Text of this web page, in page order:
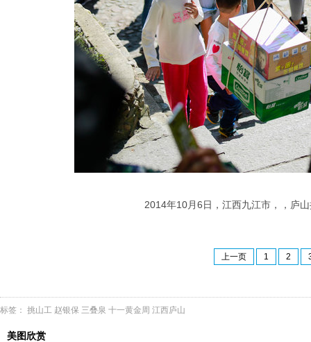
2014年10月6日，江西九江市，，庐
上一页 1 2
标签： 挑山工 赵银保 三叠泉 十一黄金周 江西庐山
美图欣赏